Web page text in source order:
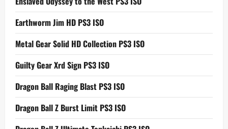
Earthworm Jim HD PS3 ISO
Metal Gear Solid HD Collection PS3 ISO
Guilty Gear Xrd Sign PS3 ISO
Dragon Ball Raging Blast PS3 ISO
Dragon Ball Z Burst Limit PS3 ISO